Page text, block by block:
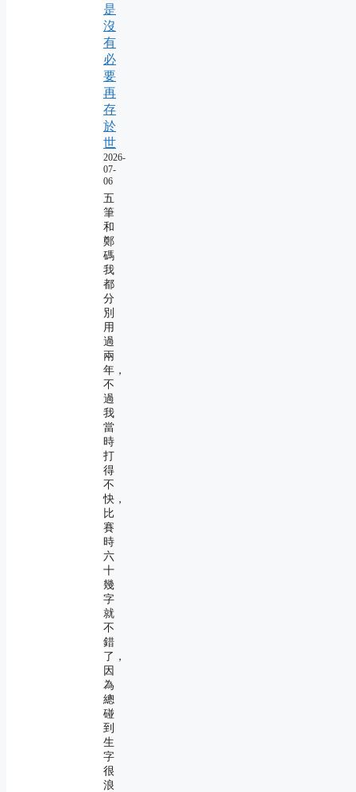
是
沒
有
必
要
再
存
於
世
2026-
07-
06
五
筆
和
鄭
碼
我
都
分
別
用
過
兩
年，
不
過
我
當
時
打
得
不
快，
比
賽
時
六
十
幾
字
就
不
錯
了，
因
為
總
碰
到
生
字
很
浪